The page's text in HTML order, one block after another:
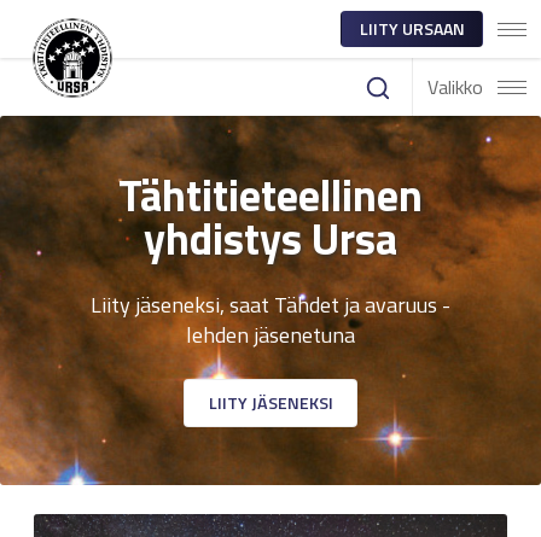
LIITY URSAAN
Valikko
Tähtitieteellinen
yhdistys Ursa
Liity jäseneksi, saat Tähdet ja avaruus -
lehden jäsenetuna
LIITY JÄSENEKSI